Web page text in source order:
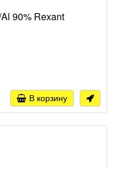
90% Rexant
В корзину